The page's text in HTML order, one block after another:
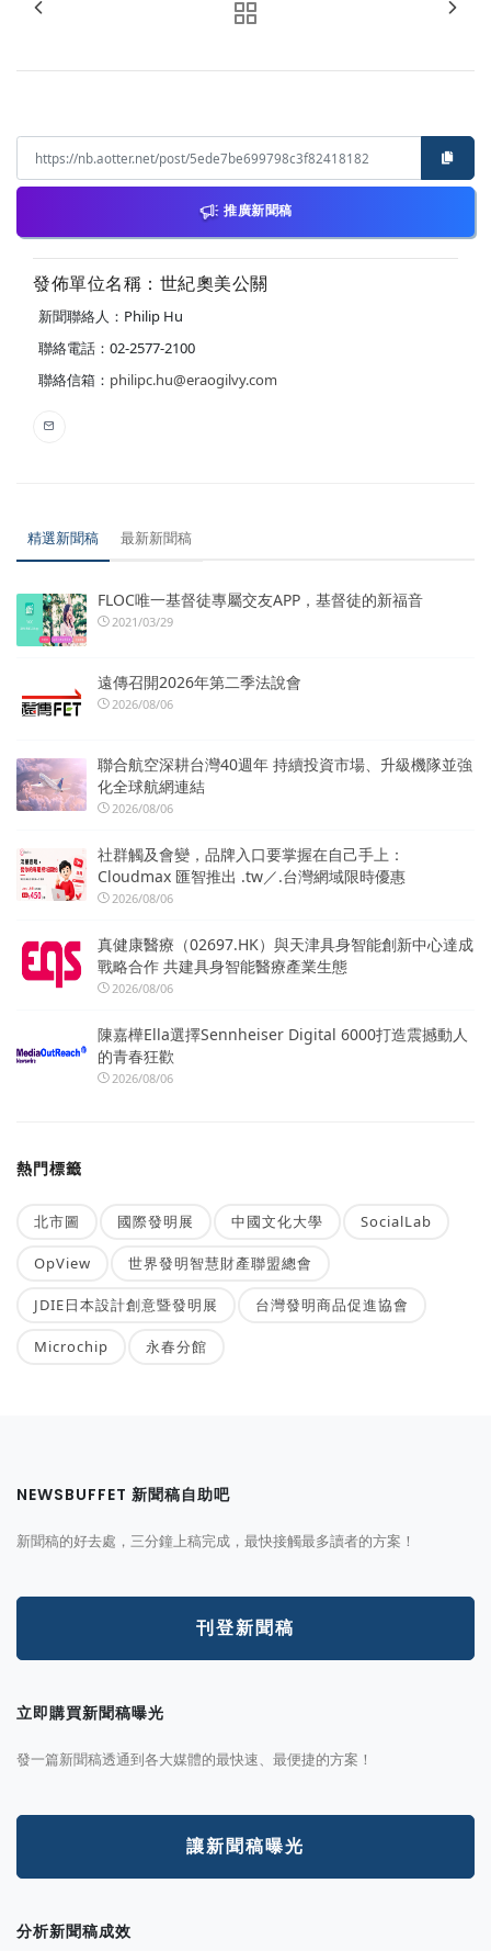
推廣新聞稿
發佈單位名稱：世紀奧美公關
新聞聯絡人：Philip Hu
聯絡電話：02-2577-2100
聯絡信箱： philipc.hu@eraogilvy.com
精選新聞稿 最新新聞稿
FLOC唯一基督徒專屬交友APP，基督徒的新福音
2021/03/29
遠傳召開2026年第二季法說會
2026/08/06
聯合航空深耕台灣40週年 持續投資市場、升級機隊並強
化全球航網連結
2026/08/06
社群觸及會變，品牌入口要掌握在自己手上：
Cloudmax 匯智推出 .tw／.台灣網域限時優惠
2026/08/06
真健康醫療（02697.HK）與天津具身智能創新中心達成
戰略合作 共建具身智能醫療產業生態
2026/08/06
陳嘉樺Ella選擇Sennheiser Digital 6000打造震撼動人
的青春狂歡
2026/08/06
熱門標籤
北市圖 國際發明展 中國文化大學 SocialLab
OpView 世界發明智慧財產聯盟總會
JDIE日本設計創意暨發明展 台灣發明商品促進協會
Microchip 永春分館
NEWSBUFFET 新聞稿自助吧
新聞稿的好去處，三分鐘上稿完成，最快接觸最多讀者的方案！
刊登新聞稿
立即購買新聞稿曝光
發一篇新聞稿透通到各大媒體的最快速、最便捷的方案！
讓新聞稿曝光
分析新聞稿成效